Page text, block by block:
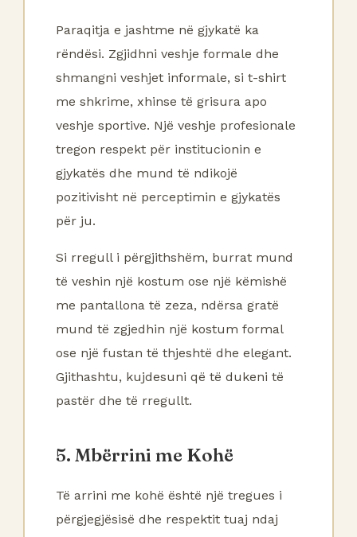
Paraqitja e jashtme në gjykatë ka
rëndësi. Zgjidhni veshje formale dhe
shmangni veshjet informale, si t-shirt
me shkrime, xhinse të grisura apo
veshje sportive. Një veshje profesionale
tregon respekt për institucionin e
gjykatës dhe mund të ndikojë
pozitivisht në perceptimin e gjykatës
për ju.
Si rregull i përgjithshëm, burrat mund
të veshin një kostum ose një këmishë
me pantallona të zeza, ndërsa gratë
mund të zgjedhin një kostum formal
ose një fustan të thjeshtë dhe elegant.
Gjithashtu, kujdesuni që të dukeni të
pastër dhe të rregullt.
5. Mbërrini me Kohë
Të arrini me kohë është një tregues i
përgjegjësisë dhe respektit tuaj ndaj